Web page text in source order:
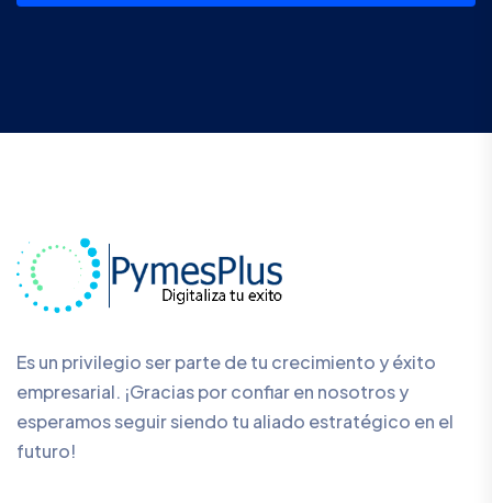
Es un privilegio ser parte de tu crecimiento y éxito
empresarial. ¡Gracias por confiar en nosotros y
esperamos seguir siendo tu aliado estratégico en el
futuro!